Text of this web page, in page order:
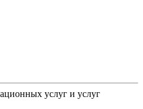
услуг и услуг